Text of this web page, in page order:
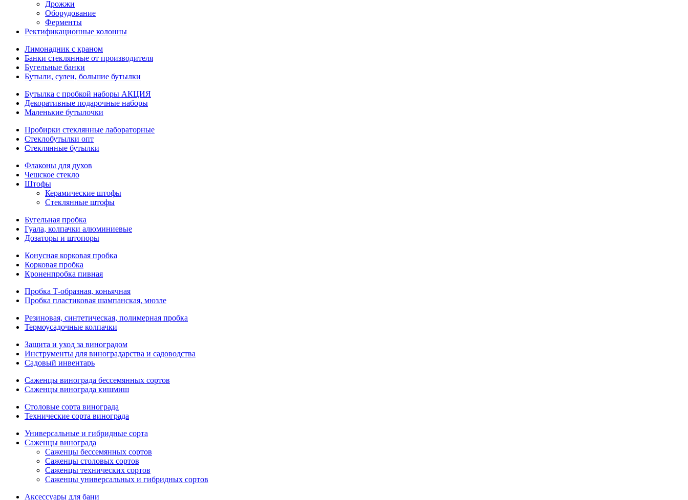
Дрожжи
Оборудование
Ферменты
Ректификационные колонны
Лимонадник с краном
Банки стеклянные от производителя
Бугельные банки
Бутыли, сулеи, большие бутылки
Бутылка с пробкой наборы АКЦИЯ
Декоративные подарочные наборы
Маленькие бутылочки
Пробирки стеклянные лабораторные
Стеклобутылки опт
Стеклянные бутылки
Флаконы для духов
Чешское стекло
Штофы
Керамические штофы
Стеклянные штофы
Бугельная пробка
Гуала, колпачки алюминиевые
Дозаторы и штопоры
Конусная корковая пробка
Корковая пробка
Кроненпробка пивная
Пробка Т-образная, коньячная
Пробка пластиковая шампанская, мюзле
Резиновая, синтетическая, полимерная пробка
Термоусадочные колпачки
Защита и уход за виноградом
Инструменты для виноградарства и садоводства
Садовый инвентарь
Саженцы винограда бессемянных сортов
Саженцы винограда кишмиш
Столовые сорта винограда
Технические сорта винограда
Универсальные и гибридные сорта
Саженцы винограда
Саженцы бессемянных сортов
Саженцы столовых сортов
Саженцы технических сортов
Саженцы универсальных и гибридных сортов
Аксессуары для бани